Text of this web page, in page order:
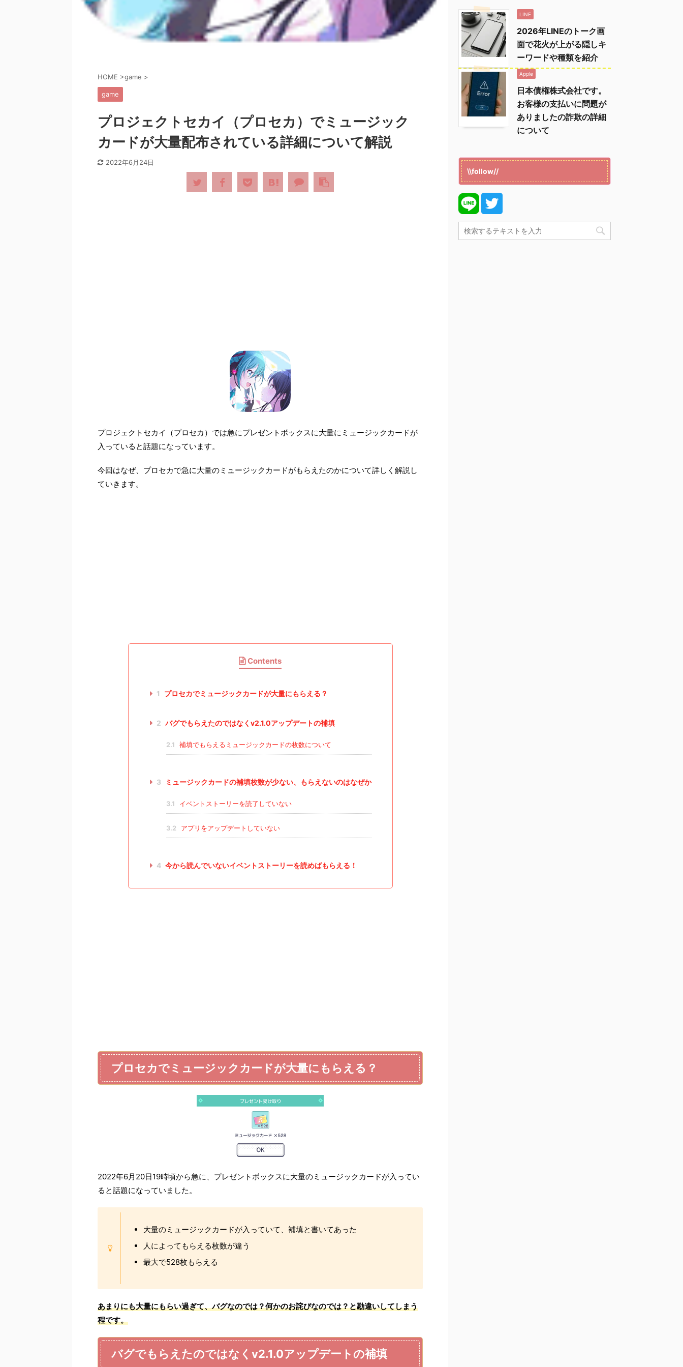
HOME >game >
game
プロジェクトセカイ（プロセカ）でミュージック
カードが大量配布されている詳細について解説
2022年6月24日
プロジェクトセカイ（プロセカ）では急にプレゼントボックスに大量にミュージックカードが
入っていると話題になっています。
今回はなぜ、プロセカで急に大量のミュージックカードがもらえたのかについて詳しく解説し
ていきます。
Contents
1 プロセカでミュージックカードが大量にもらえる？
2 バグでもらえたのではなくv2.1.0アップデートの補填
2.1 補填でもらえるミュージックカードの枚数について
3 ミュージックカードの補填枚数が少ない、もらえないのはなぜか
3.1 イベントストーリーを読了していない
3.2 アプリをアップデートしていない
4 今から読んでいないイベントストーリーを読めばもらえる！
プロセカでミュージックカードが大量にもらえる？
2022年6月20日19時頃から急に、プレゼントボックスに大量のミュージックカードが入ってい
ると話題になっていました。
大量のミュージックカードが入っていて、補填と書いてあった
人によってもらえる枚数が違う
最大で528枚もらえる
あまりにも大量にもらい過ぎて、バグなのでは？何かのお詫びなのでは？と勘違いしてしまう
程です。
バグでもらえたのではなくv2.1.0アップデートの補填
LINE
2026年LINEのトーク画
面で花火が上がる隠しキ
ーワードや種類を紹介
Apple
日本債権株式会社です。
お客様の支払いに問題が
ありましたの詐欺の詳細
について
\\follow//